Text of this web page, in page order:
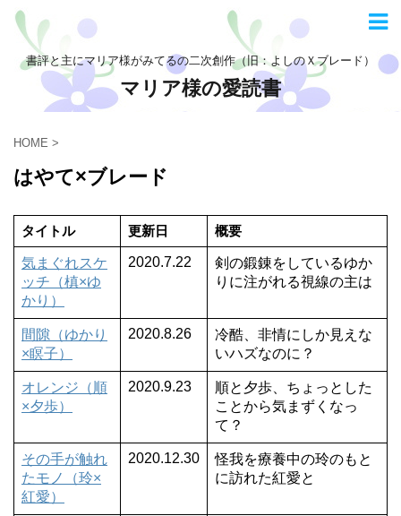
書評と主にマリア様がみてるの二次創作（旧：よしのＸブレード）
マリア様の愛読書
HOME >
はやて×ブレード
タイトル 更新日 概要
気まぐれスケ
ッチ（槙×ゆ
かり）
2020.7.22
剣の鍛錬をしているゆか
りに注がれる視線の主は
間隙（ゆかり
×瞑子）
2020.8.26
冷酷、非情にしか見えな
いハズなのに？
オレンジ（順
×夕歩）
2020.9.23
順と夕歩、ちょっとした
ことから気まずくなっ
て？
その手が触れ
たモノ（玲×
紅愛）
2020.12.30
怪我を療養中の玲のもと
に訪れた紅愛と